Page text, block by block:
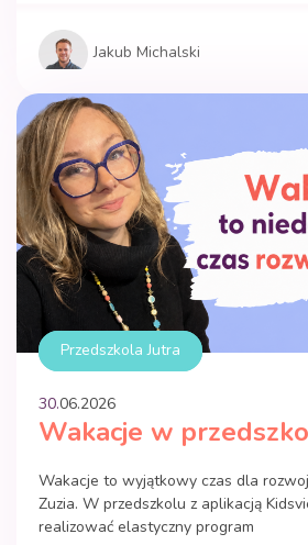
Jakub Michalski
Przedszkola Jutra
30.06.2026
Wakacje w
Wakacje to wyjątkowy czas dla
Zuzia. W przedszkolu z aplikacją
realizować elastyczny program